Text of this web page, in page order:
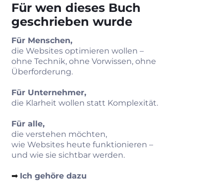
Für wen dieses Buch
geschrieben wurde
Für Menschen,
die Websites optimieren wollen –
ohne Technik, ohne Vorwissen, ohne
Überforderung.
Für Unternehmer,
die Klarheit wollen statt Komplexität.
Für alle,
die verstehen möchten,
wie Websites heute funktionieren –
und wie sie sichtbar werden.
➡︎ Ich gehöre dazu